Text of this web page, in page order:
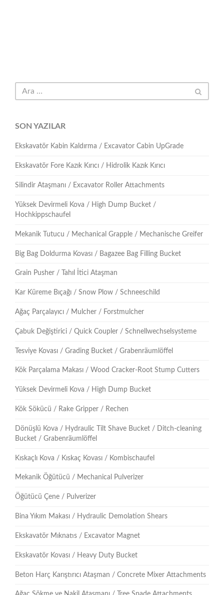
SON YAZILAR
Ekskavatör Kabin Kaldırma / Excavator Cabin UpGrade
Ekskavatör Fore Kazık Kırıcı / Hidrolik Kazık Kırıcı
Silindir Ataşmanı / Excavator Roller Attachments
Yüksek Devirmeli Kova / High Dump Bucket /
Hochkippschaufel
Mekanik Tutucu / Mechanical Grapple / Mechanische Greifer
Big Bag Doldurma Kovası / Bagazee Bag Filling Bucket
Grain Pusher / Tahıl İtici Ataşman
Kar Küreme Bıçağı / Snow Plow / Schneeschild
Ağaç Parçalayıcı / Mulcher / Forstmulcher
Çabuk Değiştirici / Quick Coupler / Schnellwechselsysteme
Tesviye Kovası / Grading Bucket / Grabenräumlöffel
Kök Parçalama Makası / Wood Cracker-Root Stump Cutters
Yüksek Devirmeli Kova / High Dump Bucket
Kök Sökücü / Rake Gripper / Rechen
Dönüşlü Kova / Hydraulic Tilt Shave Bucket / Ditch-cleaning
Bucket / Grabenräumlöffel
Kıskaçlı Kova / Kıskaç Kovası / Kombischaufel
Mekanik Öğütücü / Mechanical Pulverizer
Öğütücü Çene / Pulverizer
Bina Yıkım Makası / Hydraulic Demolation Shears
Ekskavatör Mıknatıs / Excavator Magnet
Ekskavatör Kovası / Heavy Duty Bucket
Beton Harç Karıştırıcı Ataşman / Concrete Mixer Attachments